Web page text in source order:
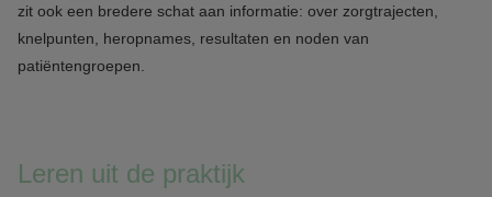
zit ook een bredere schat aan informatie: over zorgtrajecten,
knelpunten, heropnames, resultaten en noden van
patiëntengroepen.
Leren uit de praktijk